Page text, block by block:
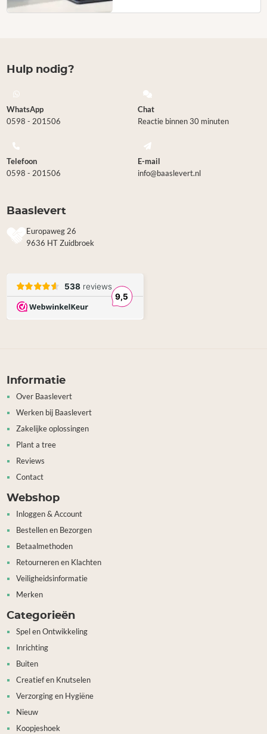
Hulp nodig?
WhatsApp
0598 - 201506
Chat
Reactie binnen 30 minuten
Telefoon
0598 - 201506
E-mail
info@baaslevert.nl
Baaslevert
Europaweg 26
9636 HT Zuidbroek
Informatie
Over Baaslevert
Werken bij Baaslevert
Zakelijke oplossingen
Plant a tree
Reviews
Contact
Webshop
Inloggen & Account
Bestellen en Bezorgen
Betaalmethoden
Retourneren en Klachten
Veiligheidsinformatie
Merken
Categorieën
Spel en Ontwikkeling
Inrichting
Buiten
Creatief en Knutselen
Verzorging en Hygiëne
Nieuw
Koopjeshoek